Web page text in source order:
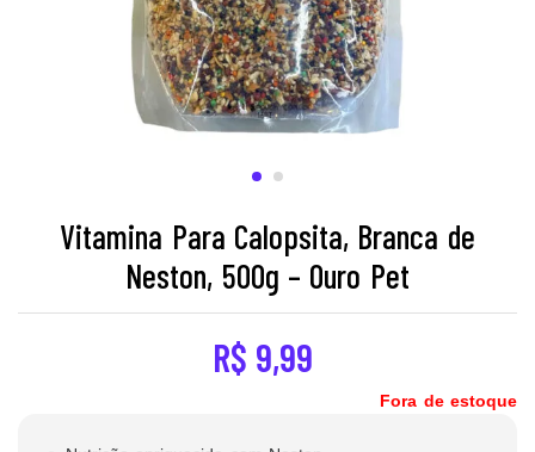
Vitamina Para Calopsita, Branca de
Neston, 500g – Ouro Pet
R$ 9,99
Fora de estoque